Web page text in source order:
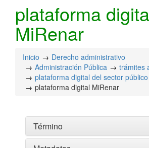
plataforma
MiRenar
Inicio
Derecho administrativo
Administración Pública
trámites
plataforma digital del sector
plataforma digital MiRenar
Término